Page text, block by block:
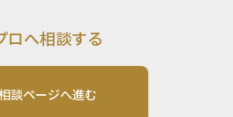
ロへ相談する
談ページへ進む